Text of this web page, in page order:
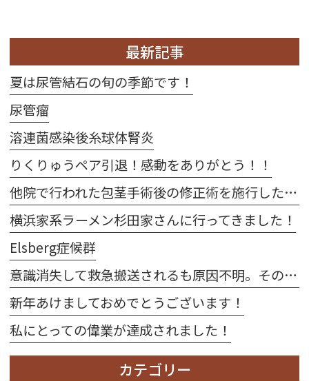
最新記事
夏は尿管結石の旬の季節です！
尿管瘤
溶連菌感染後糸球体腎炎
りくりゅうペア引退！感動をありがとう！！
他院で行われた包茎手術後の修正術を施行した2例
横浜家系ラーメン杉田家さんに行ってきました！
Elsberg症候群
意識消失して救急搬送されるも原因不明。その後、当院受診して右卵巣出血が発覚した1例
新年あけましておめでとうございます！
私にとっての偉業が達成されました！
カテゴリー